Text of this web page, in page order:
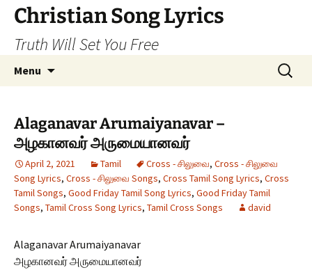
Skip
content
Christian Song Lyrics
Truth Will Set You Free
Menu
Search
for:
Alaganavar Arumaiyanavar –
அழகானவர் அருமையானவர்
April 2, 2021 Tamil Cross - சிலுவை, Cross - சிலுவை
Song Lyrics, Cross - சிலுவை Songs, Cross Tamil Song Lyrics, Cross
Tamil Songs, Good Friday Tamil Song Lyrics, Good Friday Tamil
Songs, Tamil Cross Song Lyrics, Tamil Cross Songs david
Alaganavar Arumaiyanavar
அழகானவர் அருமையானவர்